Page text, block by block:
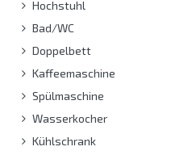
Hochstuhl
Bad/WC
Doppelbett
Kaffeemaschine
Spülmaschine
Wasserkocher
Kühlschrank